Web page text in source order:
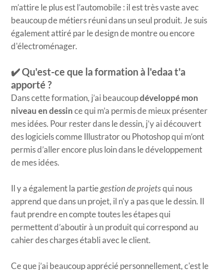
m’attire le plus est l’automobile : il est très vaste avec
beaucoup de métiers réuni dans un seul produit. Je suis
également attiré par le design de montre ou encore
d'électroménager.
✔️ Qu'est-ce que la formation à l'edaa t'a
apporté ?
Dans cette formation, j’ai beaucoupdéveloppé mon
niveau en dessin ce qui m’a permis de mieux présenter
mes idées. Pour rester dans le dessin, j’y ai découvert
des logiciels comme Illustrator ou Photoshop qui m’ont
permis d’aller encore plus loin dans le développement
de mes idées.
Il y a également la partiegestion de projetsqui nous
apprend que dans un projet, il n’y a pas que le dessin. Il
faut prendre en compte toutes les étapes qui
permettent d’aboutir à un produit qui correspond au
cahier des charges établi avec le client.
Ce que j’ai beaucoup apprécié personnellement, c'est le